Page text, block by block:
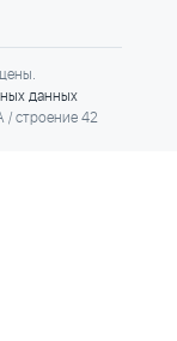
данных
/ строение 42